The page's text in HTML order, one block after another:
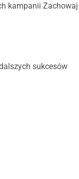
kampanii Zachowaj
sukcesów